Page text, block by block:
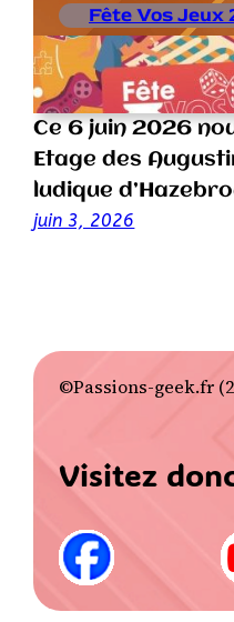
Fête Vos Jeux
Ce 6 juin 2026
Etage des
ludique
juin 3, 2026
©Passions-geek.fr
Visitez